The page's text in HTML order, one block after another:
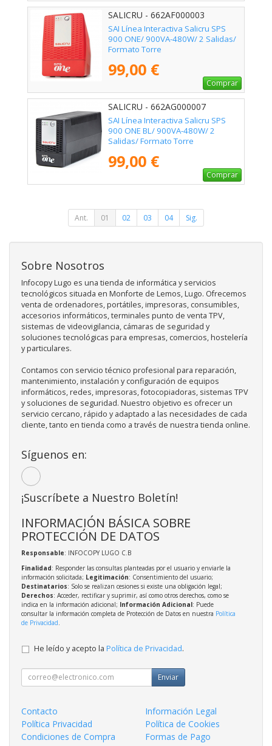
SALICRU - 662AF000003
SAI Línea Interactiva Salicru SPS
900 ONE/ 900VA-480W/ 2 Salidas/
Formato Torre
99,00 €
Comprar
SALICRU - 662AG000007
SAI Línea Interactiva Salicru SPS
900 ONE BL/ 900VA-480W/ 2
Salidas/ Formato Torre
99,00 €
Comprar
Ant. 01 02 03 04 Sig.
Sobre Nosotros
Infocopy Lugo es una tienda de informática y servicios
tecnológicos situada en Monforte de Lemos, Lugo. Ofrecemos
venta de ordenadores, portátiles, impresoras, consumibles,
accesorios informáticos, terminales punto de venta TPV,
sistemas de videovigilancia, cámaras de seguridad y
soluciones tecnológicas para empresas, comercios, hostelería
y particulares.
Contamos con servicio técnico profesional para reparación,
mantenimiento, instalación y configuración de equipos
informáticos, redes, impresoras, fotocopiadoras, sistemas TPV
y soluciones de seguridad. Nuestro objetivo es ofrecer un
servicio cercano, rápido y adaptado a las necesidades de cada
cliente, tanto en tienda como a través de nuestra tienda online.
Síguenos en:
¡Suscríbete a Nuestro Boletín!
INFORMACIÓN BÁSICA SOBRE
PROTECCIÓN DE DATOS
Responsable: INFOCOPY LUGO C.B
Finalidad: Responder las consultas planteadas por el usuario y enviarle la
información solicitada; Legitimación: Consentimiento del usuario;
Destinatarios: Solo se realizan cesiones si existe una obligación legal;
Derechos: Acceder, rectificar y suprimir, así como otros derechos, como se
indica en la información adicional; Información Adicional: Puede
consultar la información completa de Protección de Datos en nuestra Política
de Privacidad
He leído y acepto la Política de Privacidad.
Enviar
Contacto
Información Legal
Política Privacidad
Política de Cookies
Condiciones de Compra
Formas de Pago